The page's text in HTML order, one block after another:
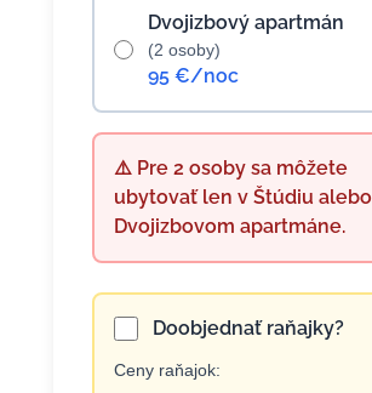
Dvojizbový apartmán
(2 osoby)
95 €/noc
⚠️ Pre 2 osoby sa môžete
ubytovať len v Štúdiu alebo
Dvojizbovom apartmáne.
Doobjednať raňajky?
Ceny raňajok: